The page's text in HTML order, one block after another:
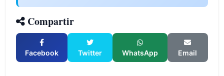
Compartir
Facebook Twitter WhatsApp Email